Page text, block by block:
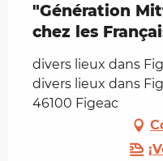
"Génération
chez les
divers lieux dans
divers lieux dans
46100 Figeac